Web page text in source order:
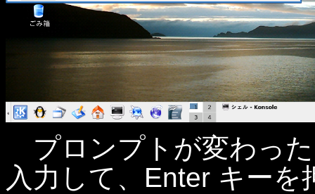
プロンプトが変わっ
入力して、Enter キーを